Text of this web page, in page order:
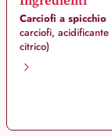
Carciofi a spicchio
carciofi, acidificante
citrico)